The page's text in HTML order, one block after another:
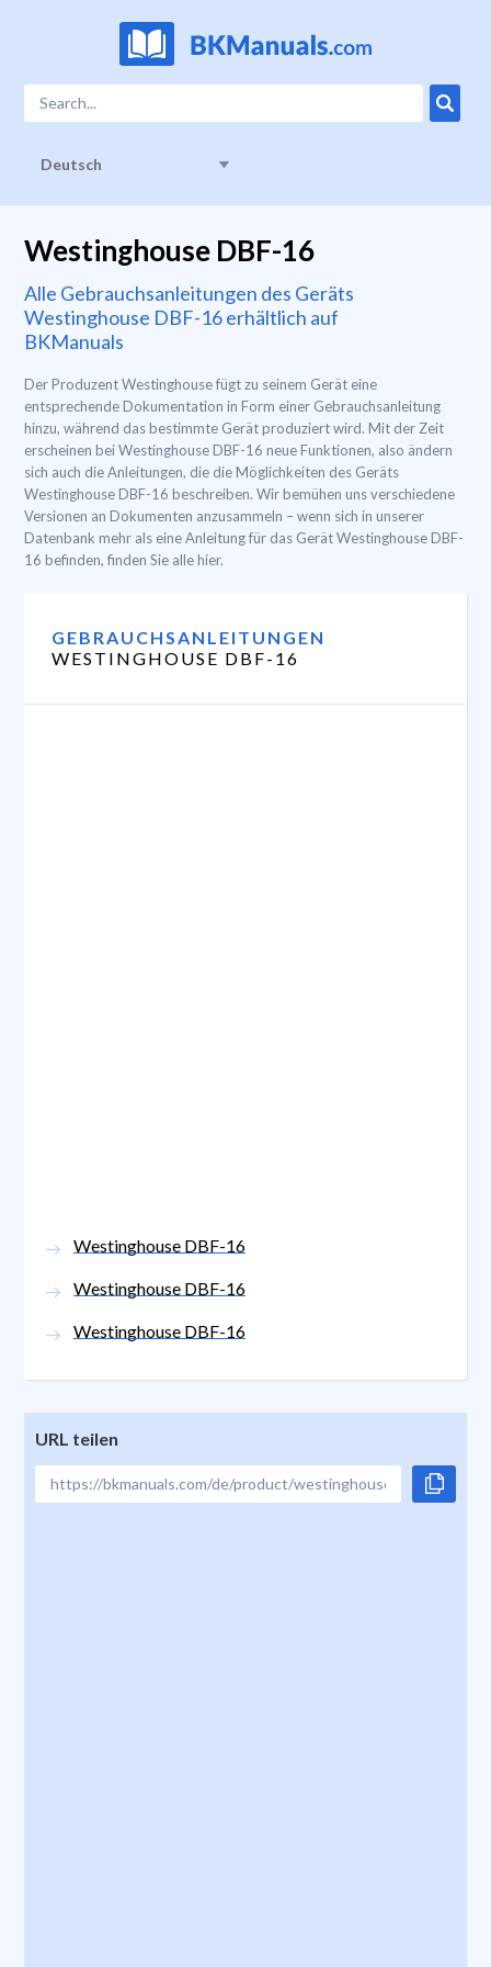
Deutsch
Westinghouse DBF-16
Alle Gebrauchsanleitungen des Geräts
Westinghouse DBF-16 erhältlich auf
BKManuals
Der Produzent Westinghouse fügt zu seinem Gerät eine
entsprechende Dokumentation in Form einer Gebrauchsanleitung
hinzu, während das bestimmte Gerät produziert wird. Mit der Zeit
erscheinen bei Westinghouse DBF-16 neue Funktionen, also ändern
sich auch die Anleitungen, die die Möglichkeiten des Geräts
Westinghouse DBF-16 beschreiben. Wir bemühen uns verschiedene
Versionen an Dokumenten anzusammeln – wenn sich in unserer
Datenbank mehr als eine Anleitung für das Gerät Westinghouse DBF-
16 befinden, finden Sie alle hier.
GEBRAUCHSANLEITUNGEN
WESTINGHOUSE DBF-16
Westinghouse DBF-16
Westinghouse DBF-16
Westinghouse DBF-16
URL teilen